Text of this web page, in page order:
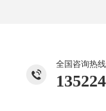
全国咨询热线